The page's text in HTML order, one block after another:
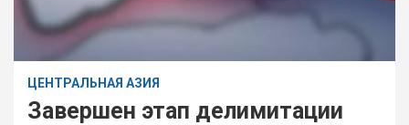
ЦЕНТРАЛЬНАЯ АЗИЯ
Завершен этап делимитации